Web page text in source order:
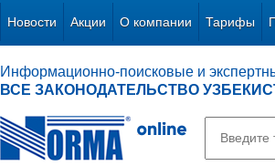
Новости Акции О компании Тарифы
Информационно-поисковые и
ВСЕ ЗАКОНОДАТЕЛЬСТВО